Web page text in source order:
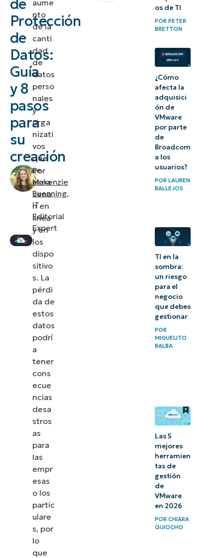
de
Protección
de
Datos:
Guía
y 8
pasos
para
su
creación
Por
Makenzie
Buenning,
IT
Editorial
Expert
de datos?
protección
un plan de
de datos?
3
componentes
de un plan de
Cómo
de datos
tu
aume
nto
de la
canti
dad
de
datos
perso
nales
y
orga
nizati
vos
que
se
alma
cena
n en
línea
y en
los
dispo
sitivo
s. La
pérdi
da de
estos
datos
podrí
a
tener
cons
ecue
ncias
desa
stros
as
para
las
empr
esas
o los
partic
ulare
s, por
lo
que
os de TI
PORPETER
BRETTON
¿Cómo
afecta la
adquisici
ón de
VMware
por parte
de
Broadcom
a los
usuarios?
PORLAUREN
BALLEJOS
TI en la
sombra:
un riesgo
para el
negocio
que debes
gestionar
POR
MIGUELITO
BALBA
Las 5
mejores
herramien
tas de
gestión
de
VMware
en 2026
PORCHIARA
QUIOCHO